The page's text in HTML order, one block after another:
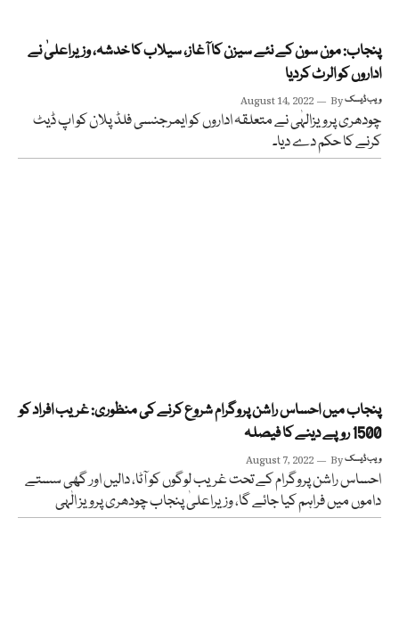
پنجاب: مون سون کے نئے سیزن کا آغاز، سیلاب کا خدشہ، وزیراعلیٰ نے
اداروں کو الرٹ کردیا
August 14, 2022 Byویب ڈیسک
چودھری پرویزالہٰی نے متعلقہ اداروں کو ایمرجنسی فلڈ پلان کو اپ ڈیٹ
کرنے کا حکم دے دیا۔
پنجاب میں احساس راشن پروگرام شروع کرنے کی منظوری: غریب افراد کو
1500 روپے دینے کا فیصلہ
August 7, 2022 Byویب ڈیسک
احساس راشن پروگرام کے تحت غریب لوگوں کو آٹا، دالیں اور گھی سستے
داموں میں فراہم کیا جائے گا، وزیراعلیٰ پنجاب چودھری پرویز الٰہی